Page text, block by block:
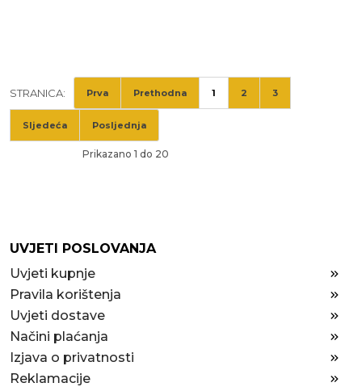
STRANICA: Prva Prethodna 1 2 3
Sljedeća Posljednja
Prikazano 1 do 20
UVJETI POSLOVANJA
Uvjeti kupnje
Pravila korištenja
Uvjeti dostave
Načini plaćanja
Izjava o privatnosti
Reklamacije